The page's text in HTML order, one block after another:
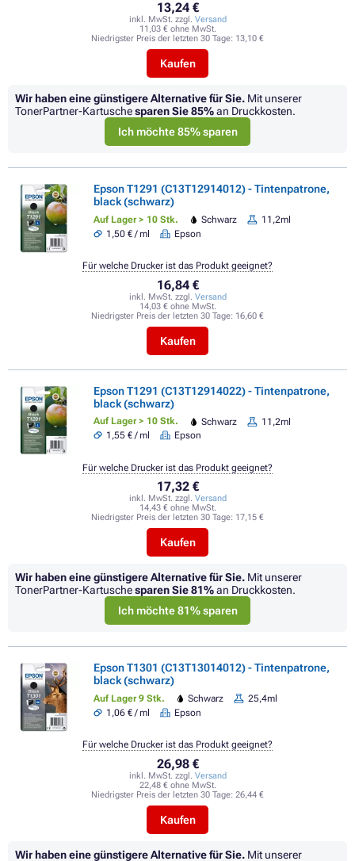
13,24 €
inkl. MwSt. zzgl. Versand
11,03 € ohne MwSt.
Niedrigster Preis der letzten 30 Tage: 13,10 €
Kaufen
Wir haben eine günstigere Alternative für Sie. Mit unserer
TonerPartner-Kartuschesparen Sie85%an Druckkosten.
Ich möchte 85% sparen
Epson T1291 (C13T12914012) - Tintenpatrone,
black (schwarz)
Auf Lager > 10 Stk. Schwarz
11,2ml
1,50 € / ml
Epson
16,84 €
inkl. MwSt. zzgl. Versand
14,03 € ohne MwSt.
Niedrigster Preis der letzten 30 Tage: 16,60 €
Kaufen
Für welche Drucker ist das Produkt geeignet?
Epson T1291 (C13T12914022) - Tintenpatrone,
black (schwarz)
Auf Lager > 10 Stk. Schwarz
11,2ml
1,55 € / ml
Epson
17,32 €
inkl. MwSt. zzgl. Versand
14,43 € ohne MwSt.
Niedrigster Preis der letzten 30 Tage: 17,15 €
Kaufen
Für welche Drucker ist das Produkt geeignet?
Wir haben eine günstigere Alternative für Sie. Mit unserer
TonerPartner-Kartuschesparen Sie81%an Druckkosten.
Ich möchte 81% sparen
Epson T1301 (C13T13014012) - Tintenpatrone,
black (schwarz)
Auf Lager 9 Stk. Schwarz
25,4ml
1,06 € / ml
Epson
26,98 €
inkl. MwSt. zzgl. Versand
22,48 € ohne MwSt.
Niedrigster Preis der letzten 30 Tage: 26,44 €
Kaufen
Für welche Drucker ist das Produkt geeignet?
Wir haben eine günstigere Alternative für Sie. Mit unserer